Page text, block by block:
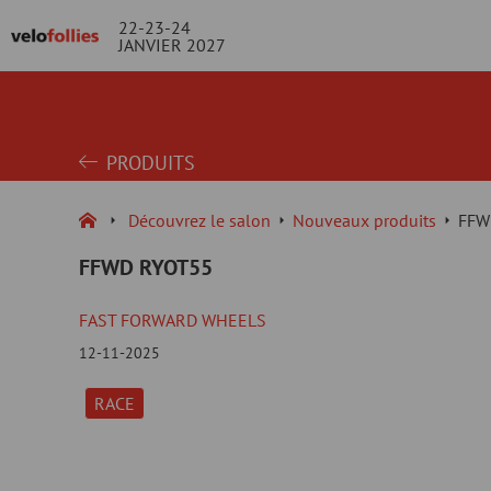
22-23-24
JANVIER 2027
PRODUITS
Découvrez le salon Nouveaux produits
FFWD RYOT55
RACE
FAST FORWARD WHEELS
12-11-2025